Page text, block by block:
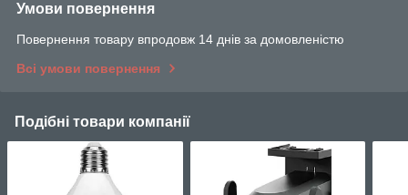
Умови повернення
Повернення товару впродовж 14 днів за домовленістю
Всі умови повернення
Подібні товари компанії